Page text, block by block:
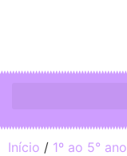
Início / 1º ao 5° ano